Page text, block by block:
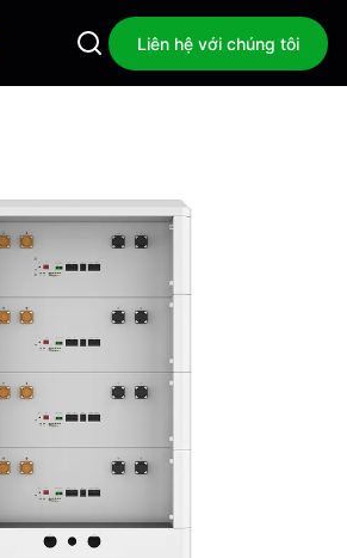
Liên hệ với chúng tôi